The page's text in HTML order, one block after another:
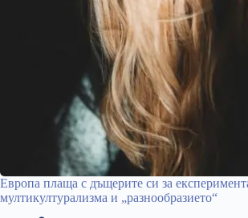
Европа плаща с дъщерите си за
мултикултурализма и „разнообразието“